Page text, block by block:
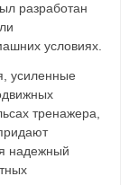
разработан
условиях.
усиленные
тренажера,
надежный